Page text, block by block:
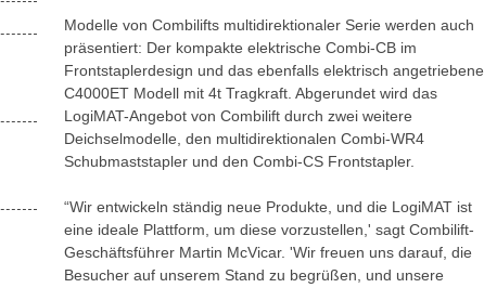
Modelle von Combilifts multidirektionaler Serie werden auch
präsentiert: Der kompakte elektrische Combi-CB im
Frontstaplerdesign und das ebenfalls elektrisch angetriebene
C4000ET Modell mit 4t Tragkraft. Abgerundet wird das
LogiMAT-Angebot von Combilift durch zwei weitere
Deichselmodelle, den multidirektionalen Combi-WR4
Schubmaststapler und den Combi-CS Frontstapler.
“Wir entwickeln ständig neue Produkte, und die LogiMAT ist
eine ideale Plattform, um diese vorzustellen,' sagt Combilift-
Geschäftsführer Martin McVicar. 'Wir freuen uns darauf, die
Besucher auf unserem Stand zu begrüßen, und unsere